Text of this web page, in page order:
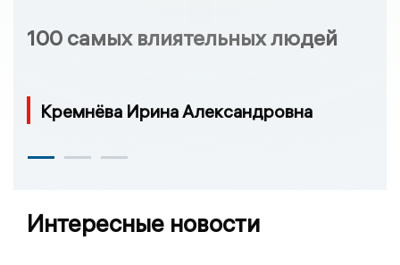
100 самых влиятельных людей
Кремнёва Ирина Александровна
Интересные новости